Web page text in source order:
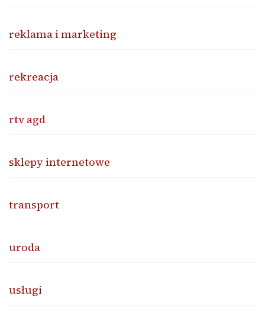
reklama i marketing
rekreacja
rtv agd
sklepy internetowe
transport
uroda
usługi